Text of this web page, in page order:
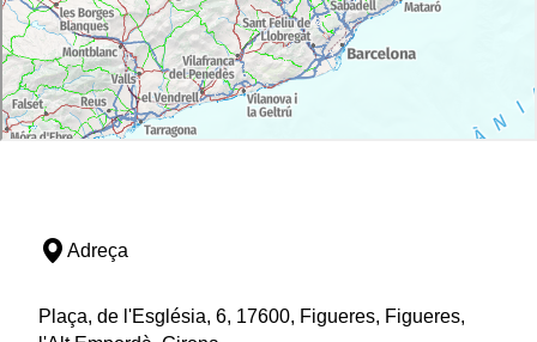
Adreça
Plaça, de l'Església, 6, 17600, Figueres, Figueres,